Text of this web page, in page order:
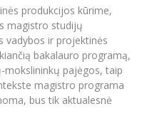
renginiai
poreikiai
studijos
vykdymui)
tobulinimui)
produkcijos kūrime,
magistro studijų
vadybos ir projektinės
bakalauro programą,
pajėgos, taip
magistro programa
bus tik aktualesnė